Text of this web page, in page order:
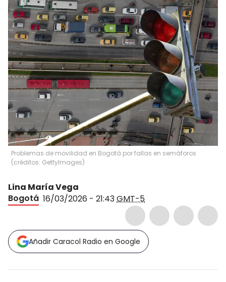
Problemas de movilidad en Bogotá por fallas en semáforos
(créditos: GettyImages)
Lina María Vega
Bogotá 16/03/2026 - 21:43GMT-5
Añadir Caracol Radio en Google